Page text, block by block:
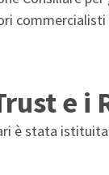
e
è stata